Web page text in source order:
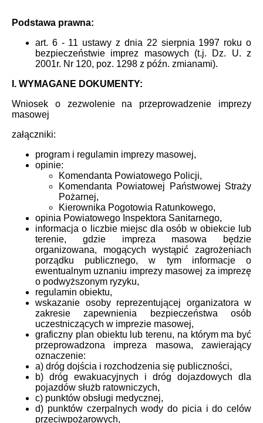
Podstawa prawna:
art. 6 - 11 ustawy z dnia 22 sierpnia 1997 roku o
bezpieczeństwie imprez masowych (t.j. Dz. U. z
2001r. Nr 120, poz. 1298 z późn. zmianami).
I. WYMAGANE DOKUMENTY:
Wniosek o zezwolenie na przeprowadzenie imprezy
masowej
załączniki:
program i regulamin imprezy masowej,
opinie:
Komendanta Powiatowego Policji,
Komendanta Powiatowej Państwowej Straży
Pożarnej,
Kierownika Pogotowia Ratunkowego,
opinia Powiatowego Inspektora Sanitarnego,
informacja o liczbie miejsc dla osób w obiekcie lub
terenie, gdzie impreza masowa będzie
organizowana, mogących wystąpić zagrożeniach
porządku publicznego, w tym informacje o
ewentualnym uznaniu imprezy masowej za imprezę
o podwyższonym ryzyku,
regulamin obiektu,
wskazanie osoby reprezentującej organizatora w
zakresie zapewnienia bezpieczeństwa osób
uczestniczących w imprezie masowej,
graficzny plan obiektu lub terenu, na którym ma być
przeprowadzona impreza masowa, zawierający
oznaczenie:
a) dróg dojścia i rozchodzenia się publiczności,
b) dróg ewakuacyjnych i dróg dojazdowych dla
pojazdów służb ratowniczych,
c) punktów obsługi medycznej,
d) punktów czerpalnych wody do picia i do celów
przeciwpożarowych,